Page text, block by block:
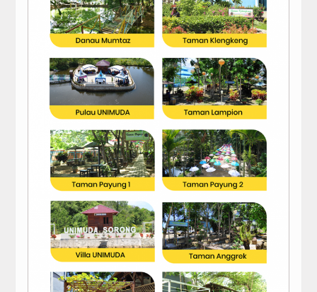
Fakultas & Program Studi
Struktur Organisasi
PENGHARGAAN 2016-2019
PMB 2025
Fakultas
Keguruan dan Ilmu Pendidikan
Ilmu Sosial dan Humaniora
Ma'had Bilal Bin Rabah
Sarana dan Prasarana
Libur Khusus Oleh LLDIKTI Wilayah XIV Papua dan Papua Barat
Sungkawa kepada Prof. Dr. KH. Yunahar Ilyas, Lc., M.Ag.